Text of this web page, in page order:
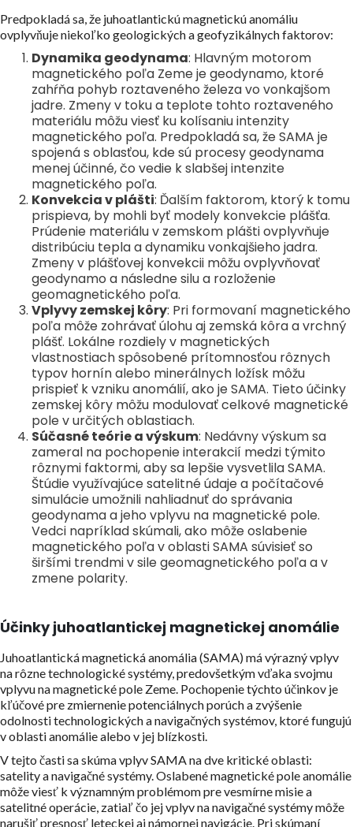
Predpokladá sa, že juhoatlantickú magnetickú anomáliu
ovplyvňuje niekoľko geologických a geofyzikálnych faktorov:
Dynamika geodynama: Hlavným motorom
magnetického poľa Zeme je geodynamo, ktoré
zahŕňa pohyb roztaveného železa vo vonkajšom
jadre. Zmeny v toku a teplote tohto roztaveného
materiálu môžu viesť ku kolísaniu intenzity
magnetického poľa. Predpokladá sa, že SAMA je
spojená s oblasťou, kde sú procesy geodynama
menej účinné, čo vedie k slabšej intenzite
magnetického poľa.
Konvekcia v plášti: Ďalším faktorom, ktorý k tomu
prispieva, by mohli byť modely konvekcie plášťa.
Prúdenie materiálu v zemskom plášti ovplyvňuje
distribúciu tepla a dynamiku vonkajšieho jadra.
Zmeny v plášťovej konvekcii môžu ovplyvňovať
geodynamo a následne silu a rozloženie
geomagnetického poľa.
Vplyvy zemskej kôry: Pri formovaní magnetického
poľa môže zohrávať úlohu aj zemská kôra a vrchný
plášť. Lokálne rozdiely v magnetických
vlastnostiach spôsobené prítomnosťou rôznych
typov hornín alebo minerálnych ložísk môžu
prispieť k vzniku anomálií, ako je SAMA. Tieto účinky
zemskej kôry môžu modulovať celkové magnetické
pole v určitých oblastiach.
Súčasné teórie a výskum: Nedávny výskum sa
zameral na pochopenie interakcií medzi týmito
rôznymi faktormi, aby sa lepšie vysvetlila SAMA.
Štúdie využívajúce satelitné údaje a počítačové
simulácie umožnili nahliadnuť do správania
geodynama a jeho vplyvu na magnetické pole.
Vedci napríklad skúmali, ako môže oslabenie
magnetického poľa v oblasti SAMA súvisieť so
širšími trendmi v sile geomagnetického poľa a v
zmene polarity.
Účinky juhoatlantickej magnetickej anomálie
Juhoatlantická magnetická anomália (SAMA) má výrazný vplyv
na rôzne technologické systémy, predovšetkým vďaka svojmu
vplyvu na magnetické pole Zeme. Pochopenie týchto účinkov je
kľúčové pre zmiernenie potenciálnych porúch a zvýšenie
odolnosti technologických a navigačných systémov, ktoré fungujú
v oblasti anomálie alebo v jej blízkosti.
V tejto časti sa skúma vplyv SAMA na dve kritické oblasti:
satelity a navigačné systémy. Oslabené magnetické pole anomálie
môže viesť k významným problémom pre vesmírne misie a
satelitné operácie, zatiaľ čo jej vplyv na navigačné systémy môže
narušiť presnosť leteckej aj námornej navigácie. Pri skúmaní